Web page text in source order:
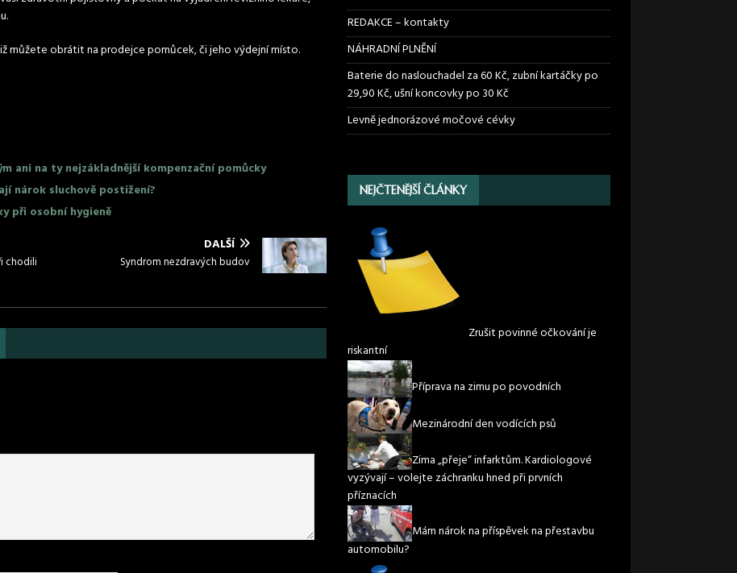
můžete obrátit na prodejce pomůcek, či jeho výdejní místo.
ani na ty nejzákladnější kompenzační pomůcky
nárok sluchově postižení?
při osobní hygieně
chodili
DALŠÍ
Syndrom nezdravých budov
REDAKCE – kontakty
NÁHRADNÍ PLNĚNÍ
Baterie do naslouchadel za 60 Kč, zubní kartáčky po
29,90 Kč, ušní koncovky po 30 Kč
Levně jednorázové močové cévky
NEJČTENĚJŠÍ ČLÁNKY
Zrušit povinné očkování je
riskantní
Příprava na zimu po povodních
Mezinárodní den vodících psů
Zima „přeje“ infarktům. Kardiologové
vyzývají – volejte záchranku hned při prvních
příznacích
Mám nárok na příspěvek na přestavbu
automobilu?